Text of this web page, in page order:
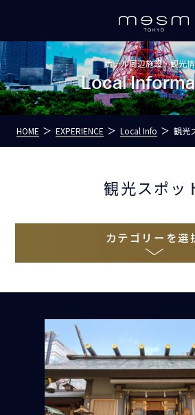
ホテル周辺施設・観光
Local
HOME EXPERIENCE Local Info 観光
観光スポッ
カテゴリーを選